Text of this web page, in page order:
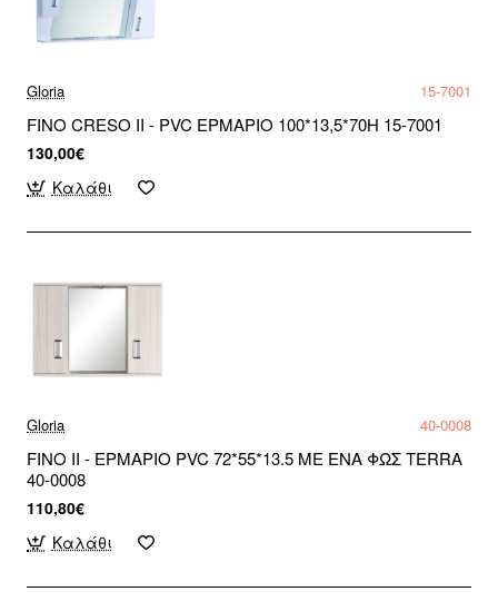
Gloria 15-7001
FINO CRESO ΙΙ - PVC ΕΡΜΑΡΙΟ 100*13,5*70H 15-7001
130,00€
Καλάθι
Gloria 40-0008
FINO II - ΕΡΜΑΡΙΟ PVC 72*55*13.5 ΜΕ ΕΝΑ ΦΩΣ TERRA
40-0008
110,80€
Καλάθι